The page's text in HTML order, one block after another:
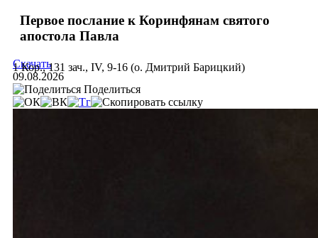
Первое послание к Коринфянам святого
апостола Павла
1 Кор., 131 зач., IV, 9-16 (о. Дмитрий Барицкий)
Скачать
09.08.2026
Поделиться